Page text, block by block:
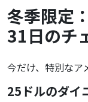
冬季限定
31日のチ
今だけ、特別なア
25ドルのダイ